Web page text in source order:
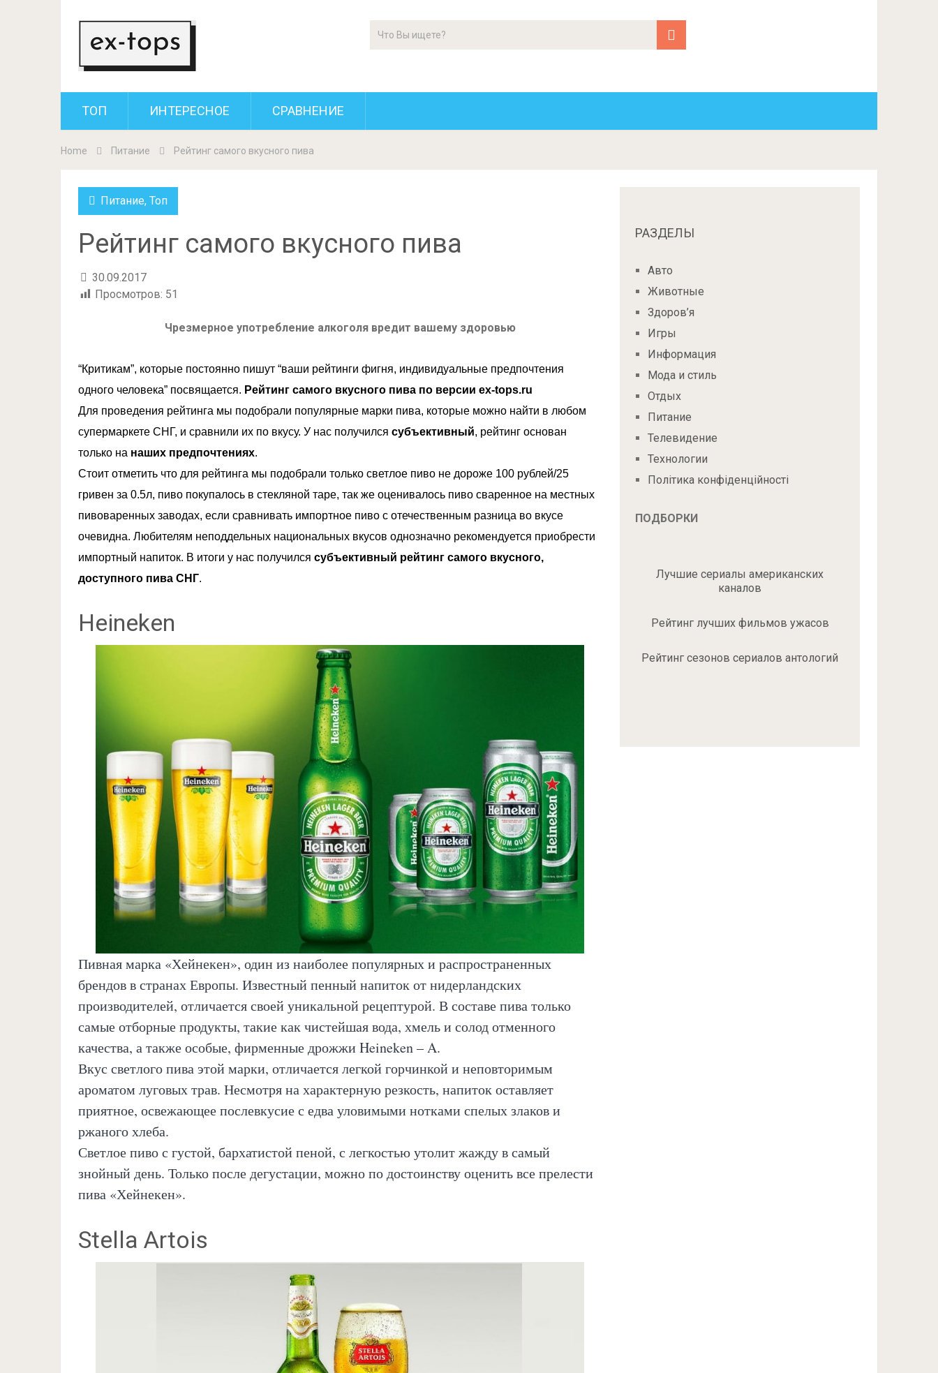
ТОП ИНТЕРЕСНОЕ СРАВНЕНИЕ
Home Питание Рейтинг самого вкусного пива
Питание, Топ
Рейтинг самого вкусного пива
30.09.2017
Просмотров: 51
Чрезмерное употребление алкоголя вредит вашему здоровью
“Критикам”, которые постоянно пишут “ваши рейтинги фигня, индивидуальные предпочтения
одного человека” посвящается. Рейтинг самого вкусного пива по версии ex-tops.ru
Для проведения рейтинга мы подобрали популярные марки пива, которые можно найти в любом
супермаркете СНГ, и сравнили их по вкусу. У нас получился субъективный, рейтинг основан
только на наших предпочтениях.
Стоит отметить что для рейтинга мы подобрали только светлое пиво не дороже 100 рублей/25
гривен за 0.5л, пиво покупалось в стекляной таре, так же оценивалось пиво сваренное на местных
пивоваренных заводах, если сравнивать импортное пиво с отечественным разница во вкусе
очевидна. Любителям неподдельных национальных вкусов однозначно рекомендуется приобрести
импортный напиток. В итоги у нас получился субъективный рейтинг самого вкусного,
доступного пива СНГ.
Heineken
Пивная марка «Хейнекен», один из наиболее популярных и распространенных
брендов в странах Европы. Известный пенный напиток от нидерландских
производителей, отличается своей уникальной рецептурой. В составе пива только
самые отборные продукты, такие как чистейшая вода, хмель и солод отменного
качества, а также особые, фирменные дрожжи Heineken – A.
Вкус светлого пива этой марки, отличается легкой горчинкой и неповторимым
ароматом луговых трав. Несмотря на характерную резкость, напиток оставляет
приятное, освежающее послевкусие с едва уловимыми нотками спелых злаков и
ржаного хлеба.
Светлое пиво с густой, бархатистой пеной, с легкостью утолит жажду в самый
знойный день. Только после дегустации, можно по достоинству оценить все прелести
пива «Хейнекен».
Stella Artois
РАЗДЕЛЫ
Авто
Животные
Здоров’я
Игры
Информация
Мода и стиль
Отдых
Питание
Телевидение
Технологии
Політика конфіденційності
ПОДБОРКИ
Лучшие сериалы американских
каналов
Рейтинг лучших фильмов ужасов
Рейтинг сезонов сериалов антологий